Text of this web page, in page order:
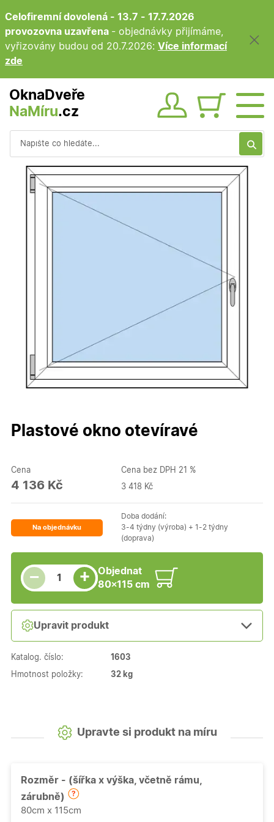
Celofiremní dovolená - 13.7 - 17.7.2026
provozovna uzavřena - objednávky přijímáme,
vyřizovány budou od 20.7.2026: Více informací
zde
OknaDveře
NaMíru.cz Obsah
Vyhledávání
Plastové okno otevíravé
Cena
4 136 Kč
Cena bez DPH 21 %
3 418 Kč
Na objednávku
Doba dodání:
3-4 týdny (výroba) + 1-2 týdny
(doprava)
−
Snížit množství
Počet kusů +
Zvýšit množství
Objednat
80×115 cm
Upravit produkt
Katalog. číslo: 1603
Hmotnost položky: 32 kg
Upravte si produkt na míru
Rozměr - (šířka x výška, včetně rámu,
zárubně)
80cm x 115cm